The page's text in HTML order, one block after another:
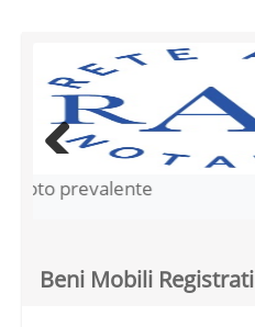
Immagine
Previous
Beni Mobili Registrati